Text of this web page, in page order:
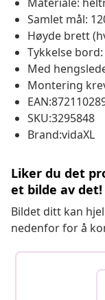
Samlet mål:
Høyde brett
Tykkelse
Med
Montering
SKU:3295848
Brand:vidaXL
Liker du det
et bilde av det!
Bildet ditt kan
nedenfor for å